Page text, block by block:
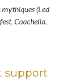
mythiques (Led
Coachella,
support